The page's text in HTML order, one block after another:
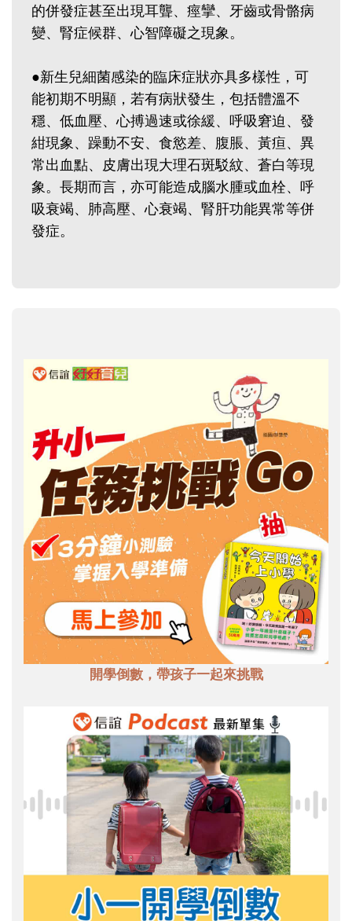
的併發症甚至出現耳聾、痙攣、牙齒或骨骼病
變、腎症候群、心智障礙之現象。
●新生兒細菌感染的臨床症狀亦具多樣性，可
能初期不明顯，若有病狀發生，包括體溫不
穩、低血壓、心搏過速或徐緩、呼吸窘迫、發
紺現象、躁動不安、食慾差、腹脹、黃疸、異
常出血點、皮膚出現大理石斑駁紋、蒼白等現
象。長期而言，亦可能造成腦水腫或血栓、呼
吸衰竭、肺高壓、心衰竭、腎肝功能異常等併
發症。
開學倒數，帶孩子一起來挑戰